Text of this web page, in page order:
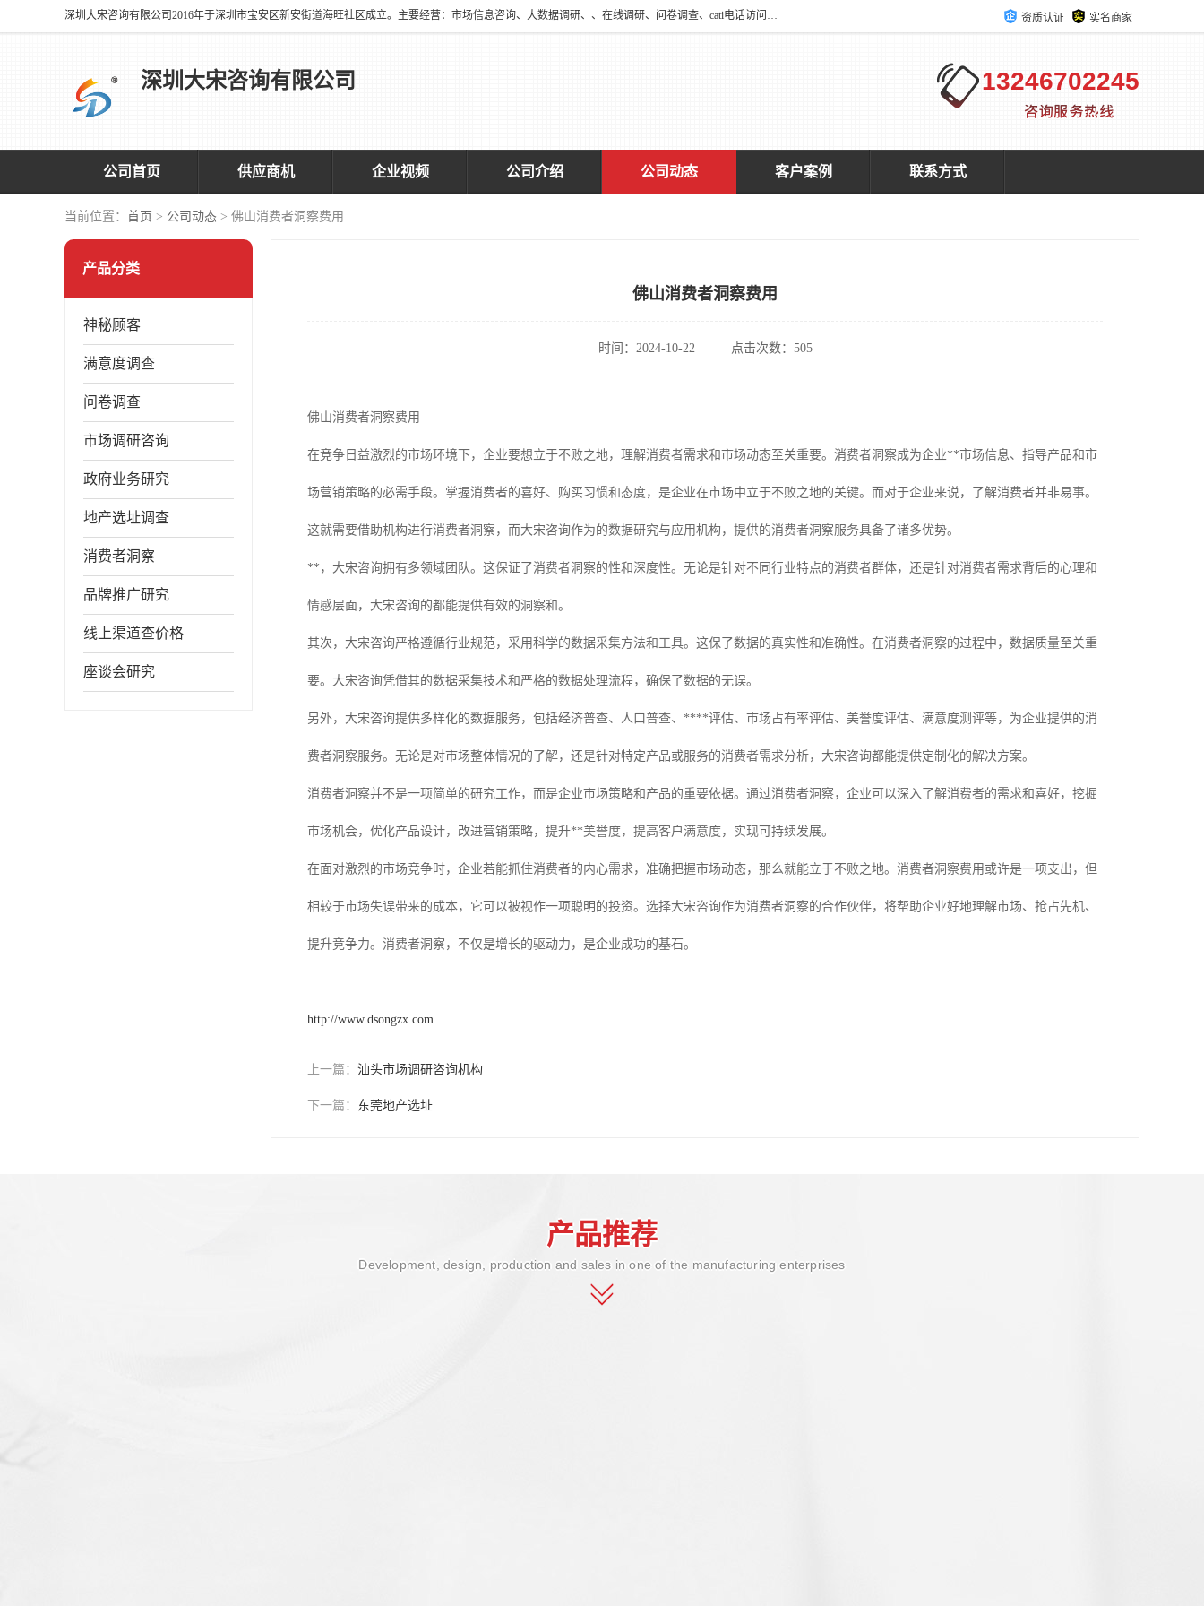
深圳大宋咨询有限公司2016年于深圳市宝安区新安街道海旺社区成立。主要经营：市场信息咨询、大数据调研、、在线调研、问卷调查、cati电话访问、神秘顾客调查、广告效果评估、消费者调查、大数据采集分析等，从事广告业务、国内贸易、数据采集、数据处理；公共文明测评。 资质认证 实名商家
深圳大宋咨询有限公司 13246702245
公司首页 供应商机 企业视频 公司介绍 公司动态 客户案例 联系方式
当前位置： 首页 > 公司动态 > 佛山消费者洞察费用
产品分类
神秘顾客
满意度调查
问卷调查
市场调研咨询
政府业务研究
地产选址调查
消费者洞察
品牌推广研究
线上渠道查价格
座谈会研究
佛山消费者洞察费用
时间：2024-10-22 点击次数：505
佛山消费者洞察费用
在竞争日益激烈的市场环境下，企业要想立于不败之地，理解消费者需求和市场动态至关重要。消费者洞察成为企业**市场信息、指导产品和市
场营销策略的必需手段。掌握消费者的喜好、购买习惯和态度，是企业在市场中立于不败之地的关键。而对于企业来说，了解消费者并非易事。
这就需要借助机构进行消费者洞察，而大宋咨询作为的数据研究与应用机构，提供的消费者洞察服务具备了诸多优势。
**，大宋咨询拥有多领域团队。这保证了消费者洞察的性和深度性。无论是针对不同行业特点的消费者群体，还是针对消费者需求背后的心理和
情感层面，大宋咨询的都能提供有效的洞察和。
其次，大宋咨询严格遵循行业规范，采用科学的数据采集方法和工具。这保了数据的真实性和准确性。在消费者洞察的过程中，数据质量至关重
要。大宋咨询凭借其的数据采集技术和严格的数据处理流程，确保了数据的无误。
另外，大宋咨询提供多样化的数据服务，包括经济普查、人口普查、****评估、市场占有率评估、美誉度评估、满意度测评等，为企业提供的消
费者洞察服务。无论是对市场整体情况的了解，还是针对特定产品或服务的消费者需求分析，大宋咨询都能提供定制化的解决方案。
消费者洞察并不是一项简单的研究工作，而是企业市场策略和产品的重要依据。通过消费者洞察，企业可以深入了解消费者的需求和喜好，挖掘
市场机会，优化产品设计，改进营销策略，提升**美誉度，提高客户满意度，实现可持续发展。
在面对激烈的市场竞争时，企业若能抓住消费者的内心需求，准确把握市场动态，那么就能立于不败之地。消费者洞察费用或许是一项支出，但
相较于市场失误带来的成本，它可以被视作一项聪明的投资。选择大宋咨询作为消费者洞察的合作伙伴，将帮助企业好地理解市场、抢占先机、
提升竞争力。消费者洞察，不仅是增长的驱动力，是企业成功的基石。
http://www.dsongzx.com
上一篇： 汕头市场调研咨询机构
下一篇： 东莞地产选址
产品推荐
Development, design, production and sales in one of the manufacturing enterprises